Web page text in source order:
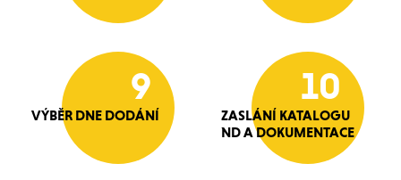
9
VÝBĚR DNE DODÁNÍ
10
ZASLÁNÍ KATALOGU
ND A DOKUMENTACE